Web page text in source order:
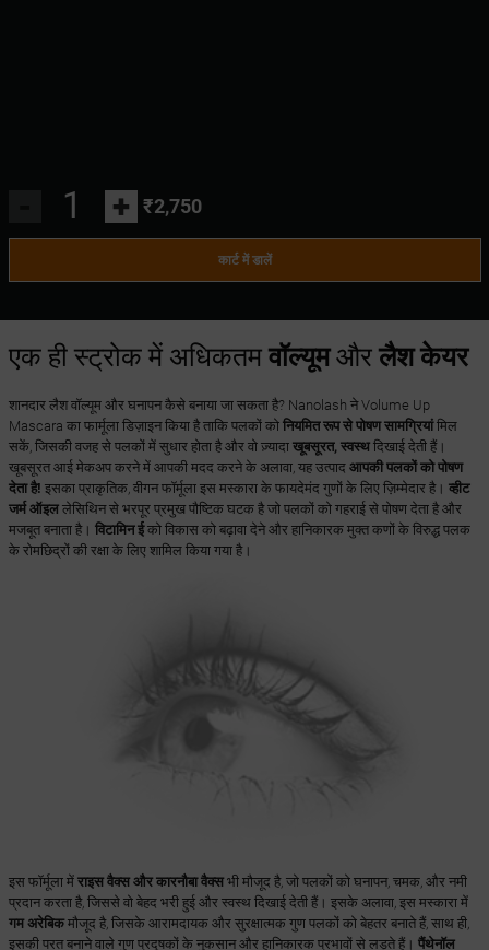
+ ₹2,750
कार्ट में डालें
एक ही स्ट्रोक में अधिकतम वॉल्यूमऔर लैश केयर
शानदार लैश वॉल्यूम और घनापन कैसे बनाया जा सकता है? Nanolash ने Volume Up
Mascara का फार्मूला डिज़ाइन किया है ताकि पलकों को नियमित रूप से पोषण सामग्रियांमिल
सकें, जिसकी वजह से पलकों में सुधार होता है और वो ज़्यादा खूबसूरत, स्वस्थदिखाई देती हैं।
खूबसूरत आई मेकअप करने में आपकी मदद करने के अलावा, यह उत्पाद आपकी पलकों को पोषण
देता है! इसका प्राकृतिक, वीगन फॉर्मूला इस मस्कारा के फायदेमंद गुणों के लिए ज़िम्मेदार है। व्हीट
जर्म ऑइललेसिथिन से भरपूर प्रमुख पौष्टिक घटक है जो पलकों को गहराई से पोषण देता है और
मजबूत बनाता है। विटामिन ईको विकास को बढ़ावा देने और हानिकारक मुक्त कणों के विरुद्ध पलक
के रोमछिद्रों की रक्षा के लिए शामिल किया गया है।
इस फॉर्मूला में राइस वैक्स और कारनौबा वैक्सभी मौजूद है, जो पलकों को घनापन, चमक, और नमी
प्रदान करता है, जिससे वो बेहद भरी हुई और स्वस्थ दिखाई देती हैं। इसके अलावा, इस मस्कारा में
गम अरेबिकमौजूद है, जिसके आरामदायक और सुरक्षात्मक गुण पलकों को बेहतर बनाते हैं, साथ ही,
इसकी परत बनाने वाले गुण प्रदूषकों के नुकसान और हानिकारक प्रभावों से लड़ते हैं। पैंथेनॉल